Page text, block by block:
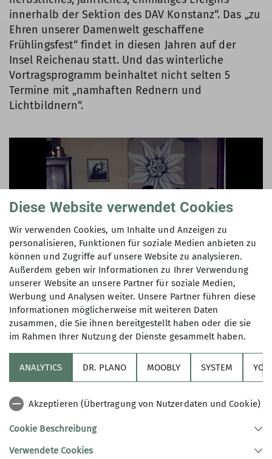
innerhalb der Sektion des DAV Konstanz“. Das „zu
Ehren unserer Damenwelt geschaffene
Frühlingsfest“ findet in diesen Jahren auf der
Insel Reichenau statt. Und das winterliche
Vortragsprogramm beinhaltet nicht selten 5
Termine mit „namhaften Rednern und
Lichtbildnern“.
Anfang der 1960-er-Jahre „platzt dann die
Konstanzer Hütte an schönen Wochenenden aus
allen Nähten“, sodass eine Erweiterung auf 19
Betten und 51 Lager sowie die Erneuerung der
Küche wie auch der Damen- und
Herrenwaschräume umgesetzt wird. Die
Baukosten in Höhe von 100.000 D-Mark zzgl.
12.000 D-Mark für den Wegebau stellen zwar eine
Diese Website verwendet Cookies
Wir verwenden Cookies, um Inhalte und Anzeigen zu
personalisieren, Funktionen für soziale Medien anbieten zu
können und Zugriffe auf unsere Website zu analysieren.
Außerdem geben wir Informationen zu Ihrer Verwendung
unserer Website an unsere Partner für soziale Medien,
Werbung und Analysen weiter. Unsere Partner führen diese
Informationen möglicherweise mit weiteren Daten
zusammen, die Sie ihnen bereitgestellt haben oder die sie
im Rahmen Ihrer Nutzung der Dienste gesammelt haben.
ANALYTICS DR. PLANO MOOBLY SYSTEM
Akzeptieren (Übertragung von Nutzerdaten und Cookie)
Cookie Beschreibung
Verwendete Cookies